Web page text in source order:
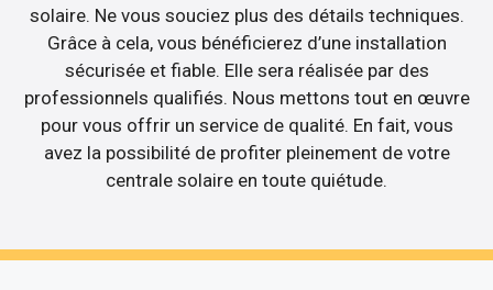
solaire. Ne vous souciez plus des détails techniques.
Grâce à cela, vous bénéficierez d’une installation
sécurisée et fiable. Elle sera réalisée par des
professionnels qualifiés. Nous mettons tout en œuvre
pour vous offrir un service de qualité. En fait, vous
avez la possibilité de profiter pleinement de votre
centrale solaire en toute quiétude.